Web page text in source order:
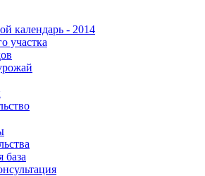
календарь - 2014
участка
база